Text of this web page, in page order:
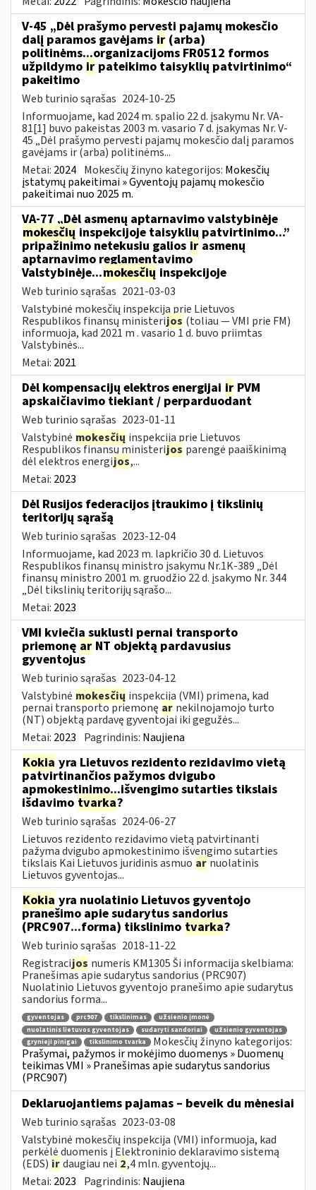
V-45 „Dėl prašymo pervesti pajamų mokesčio
dalį paramos gavėjams ir (arba)
politinėms...organizacijoms FR0512 formos
užpildymo ir pateikimo taisyklių patvirtinimo“
pakeitimo
Web turinio sąrašas 2024-10-25
Informuojame, kad 2024 m. spalio 22 d. įsakymu Nr. VA-
81[1] buvo pakeistas 2003 m. vasario 7 d. įsakymas Nr. V-
45 „Dėl prašymo pervesti pajamų mokesčio dalį paramos
gavėjams ir (arba) politinėms...
Metai: 2024 Mokesčių žinyno kategorijos: Mokesčių
įstatymų pakeitimai » Gyventojų pajamų mokesčio
pakeitimai nuo 2025 m.
VA-77 „Dėl asmenų aptarnavimo valstybinėje
mokesčių inspekcijoje taisyklių patvirtinimo...”
pripažinimo netekusiu galios ir asmenų
aptarnavimo reglamentavimo
Valstybinėje...mokesčių inspekcijoje
Web turinio sąrašas 2021-03-03
Valstybinė mokesčių inspekcija prie Lietuvos
Respublikos finansų ministerijos (toliau — VMI prie FM)
informuoja, kad 2021 m . vasario 1 d. buvo priimtas
Valstybinės...
Metai: 2021
Dėl kompensacijų elektros energijai ir PVM
apskaičiavimo tiekiant / perparduodant
Web turinio sąrašas 2023-01-11
Valstybinė mokesčių inspekcija prie Lietuvos
Respublikos finansų ministerijos parengė paaiškinimą
dėl elektros energijos,...
Metai: 2023
Dėl Rusijos federacijos įtraukimo į tikslinių
teritorijų sąrašą
Web turinio sąrašas 2023-12-04
Informuojame, kad 2023 m. lapkričio 30 d. Lietuvos
Respublikos finansų ministro įsakymu Nr.1K-389 „Dėl
finansų ministro 2001 m. gruodžio 22 d. įsakymo Nr. 344
„Dėl tikslinių teritorijų sąrašo...
Metai: 2023
VMI kviečia suklusti pernai transporto
priemonę ar NT objektą pardavusius
gyventojus
Web turinio sąrašas 2023-04-12
Valstybinė mokesčių inspekcija (VMI) primena, kad
pernai transporto priemonę ar nekilnojamojo turto
(NT) objektą pardavę gyventojai iki gegužės...
Metai: 2023 Pagrindinis: Naujiena
Kokia yra Lietuvos rezidento rezidavimo vietą
patvirtinančios pažymos dvigubo
apmokestinimo...išvengimo sutarties tikslais
išdavimo tvarka?
Web turinio sąrašas 2024-06-27
Lietuvos rezidento rezidavimo vietą patvirtinanti
pažyma dvigubo apmokestinimo išvengimo sutarties
tikslais Kai Lietuvos juridinis asmuo ar nuolatinis
Lietuvos gyventojas...
Kokia yra nuolatinio Lietuvos gyventojo
pranešimo apie sudarytus sandorius
(PRC907...forma) tikslinimo tvarka?
Web turinio sąrašas 2018-11-22
Registracijos numeris KM1305 Ši informacija skelbiama:
Pranešimas apie sudarytus sandorius (PRC907)
Nuolatinio Lietuvos gyventojo pranešimo apie sudarytus
sandorius forma...
gyventojas prc907 tikslinimas
užsienio įmonė
nuolatinis lietuvos gyventojas
sudaryti sandoriai
užsienio gyventojas
grynieji pinigai
tikslinimo tvarka
Mokesčių žinyno kategorijos:
Prašymai, pažymos ir mokėjimo duomenys » Duomenų
teikimas VMI » Pranešimas apie sudarytus sandorius
(PRC907)
Deklaruojantiems pajamas – beveik du mėnesiai
Web turinio sąrašas 2023-03-08
Valstybinė mokesčių inspekcija (VMI) informuoja, kad
perkėlė duomenis į Elektroninio deklaravimo sistemą
(EDS) irdaugiau nei 2,4 mln. gyventojų...
Metai: 2023 Pagrindinis: Naujiena